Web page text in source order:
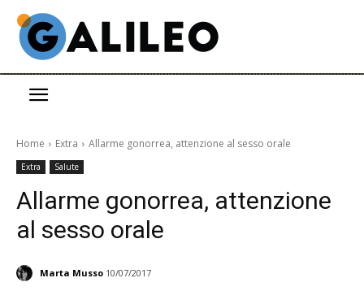
Home Extra Allarme gonorrea, attenzione al sesso orale
Extra Salute
Allarme gonorrea, attenzione
al sesso orale
Marta Musso 10/07/2017